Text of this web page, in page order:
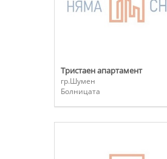
Тристаен апартамент
гр.Шумен
Болницата